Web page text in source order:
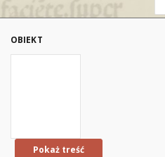
OBIEKT
Pokaż treść